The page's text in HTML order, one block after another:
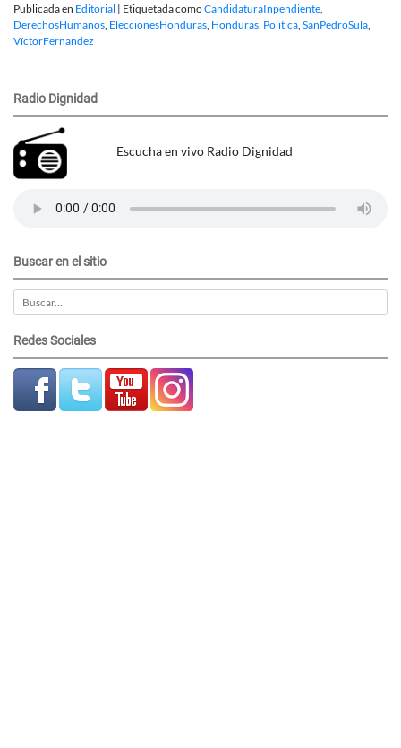
Publicada en Editorial | Etiquetada comoCandidaturaInpendiente
DerechosHumanos EleccionesHonduras Honduras Politica SanPedroSula
VíctorFernandez
Radio Dignidad
Escucha en vivo Radio Dignidad
Buscar en el sitio
Redes Sociales